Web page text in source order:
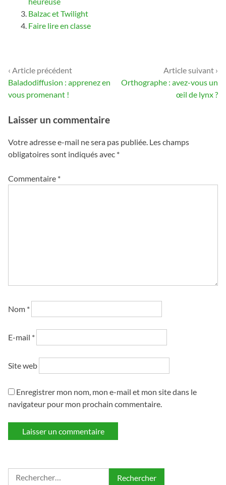
Balzac et Twilight
Faire lire en classe
Navigation
de
l’article
‹ Article précédent
Baladodiffusion : apprenez en
vous promenant !
Article suivant ›
Orthographe : avez-vous un
œil de lynx ?
Laisser un commentaire
Votre adresse e-mail ne sera pas publiée. Les champs
obligatoires sont indiqués avec *
Commentaire *
Nom *
E-mail *
Site web
Enregistrer mon nom, mon e-mail et mon site dans le
navigateur pour mon prochain commentaire.
Rechercher :